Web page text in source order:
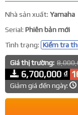
Nhà sản xuất: Yamaha
Serial: Phiên bản mới
Tình trạng: Kiểm tra
Giá thị trường:
6,700,000 ₫
Giảm giá đến ngày: